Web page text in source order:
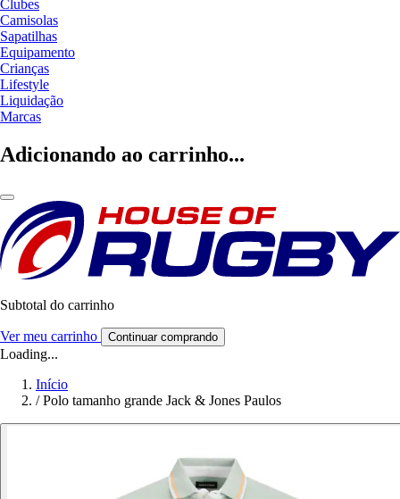
Clubes
Camisolas
Sapatilhas
Equipamento
Crianças
Lifestyle
Liquidação
Marcas
Adicionando ao carrinho...
Subtotal do carrinho
Ver meu carrinho Continuar comprando
Loading...
Início
/ Polo tamanho grande Jack & Jones Paulos